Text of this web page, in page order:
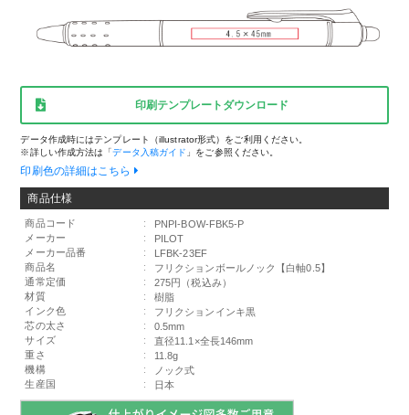
印刷テンプレートダウンロード
データ作成時にはテンプレート（illustrator形式）をご利用ください。
※詳しい作成方法は「データ入稿ガイド 」をご参照ください。
印刷色の詳細はこちら
商品仕様
商品コード :
PNPI-BOW-FBK5-P
メーカー
:
PILOT
メーカー品番
:
LFBK-23EF
商品名
:
フリクションボールノック【白軸0.5】
通常定価
:
275円（税込み）
材質
:
樹脂
インク色
:
フリクションインキ黒
芯の太さ
:
0.5mm
サイズ
:
直径11.1×全長146mm
重さ
:
11.8g
機構
:
ノック式
生産国
: 日本